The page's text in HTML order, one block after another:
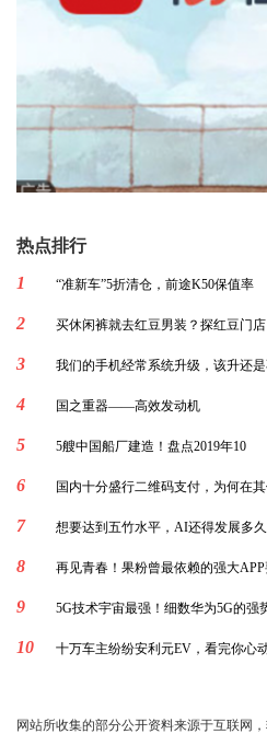
热点排行
1
“准新车”5折清仓，前途K50保值率
2 买休闲裤就去红豆男装？探红豆门
3 我们的手机经常系统升级，该升还
4 国之重器——高效发动机
5 5艘中国船厂建造！盘点2019年10
6 国内十分盛行二维码支付，为何在其
7 想要达到五竹水平，AI还得发展多久
8 再见青春！果粉曾最依赖的强大
9 5G技术宇宙最强！细数华为5G的强
10 十万车主纷纷安利元EV，看完你心
网站所收集的部分公开资料来源于互联网